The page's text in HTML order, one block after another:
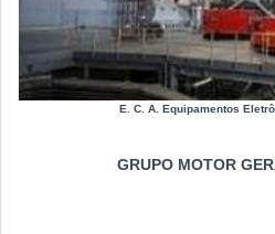
E. C. A. Equipamentos
GRUPO MOTOR